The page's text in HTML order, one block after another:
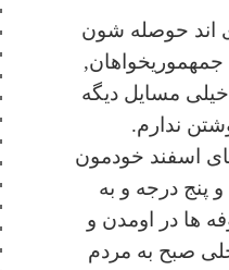
اند حوصله شون
جمهموریخواهان,
مسایل دیگه
ندارم.
اسفند خودمون
پنج درجه و به
ها در اومدن و
صبح به مردم